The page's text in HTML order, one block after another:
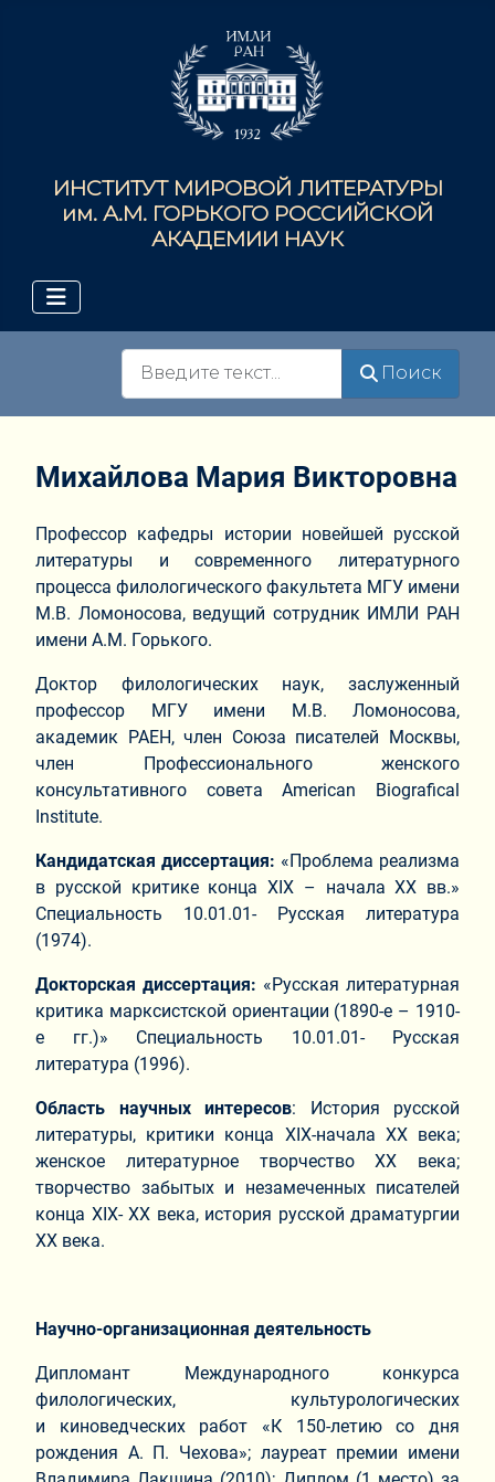
ИНСТИТУТ МИРОВОЙ ЛИТЕРАТУРЫ
им. А.М. ГОРЬКОГО РОССИЙСКОЙ
АКАДЕМИИ НАУК
Поиск
Михайлова Мария Викторовна
Профессор кафедры истории новейшей русской
литературы и современного литературного
процесса филологического факультета МГУ имени
М.В. Ломоносова, ведущий сотрудник ИМЛИ РАН
имени А.М. Горького.
Доктор филологических наук, заслуженный
профессор МГУ имени М.В. Ломоносова,
академик РАЕН, член Союза писателей Москвы,
член Профессионального женского
консультативного совета American Biografical
Institute.
Кандидатская диссертация: «Проблема реализма
в русской критике конца XIX – начала ХХ вв.»
Специальность 10.01.01- Русская литература
(1974).
Докторская диссертация: «Русская литературная
критика марксистской ориентации (1890-е – 1910-
е гг.)» Специальность 10.01.01- Русская
литература (1996).
Область научных интересов: История русской
литературы, критики конца XIX-начала ХХ века;
женское литературное творчество ХХ века;
творчество забытых и незамеченных писателей
конца XIX- ХХ века, история русской драматургии
ХХ века.
Научно-организационная деятельность
Дипломант Международного конкурса
филологических, культурологических
и киноведческих работ «К 150-летию со дня
рождения А. П. Чехова»; лауреат премии имени